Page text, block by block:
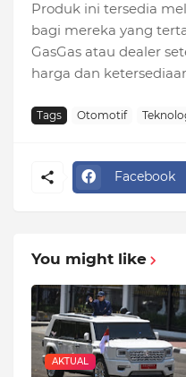
Produk ini tersedia
bagi mereka yang
GasGas atau dealer
harga dan
Tags Otomotif
Facebook
You might like
AKTUAL